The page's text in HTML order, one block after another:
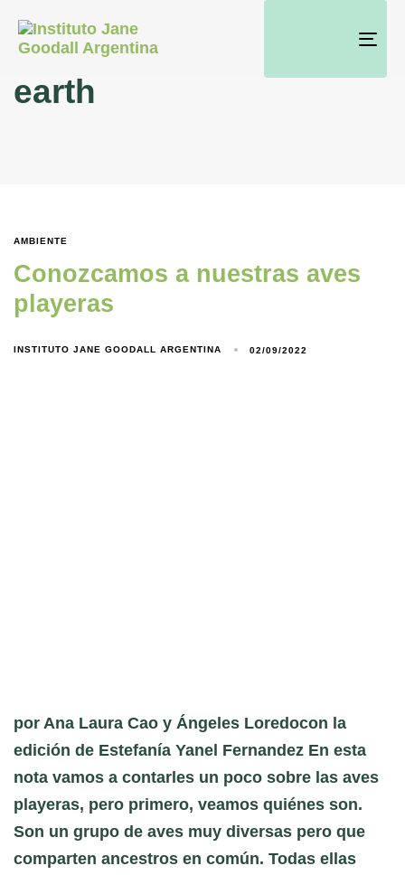
earth
AMBIENTE
Conozcamos a nuestras aves
playeras
INSTITUTO JANE GOODALL ARGENTINA 02/09/2022
por Ana Laura Cao y Ángeles Loredocon la
edición de Estefanía Yanel Fernandez En esta
nota vamos a contarles un poco sobre las aves
playeras, pero primero, veamos quiénes son.
Son un grupo de aves muy diversas pero que
comparten ancestros en común. Todas ellas